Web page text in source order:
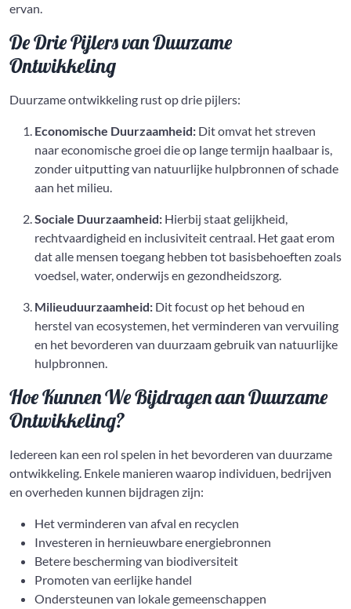
ervan.
De Drie Pijlers van Duurzame
Ontwikkeling
Duurzame ontwikkeling rust op drie pijlers:
Economische Duurzaamheid: Dit omvat het streven
naar economische groei die op lange termijn haalbaar is,
zonder uitputting van natuurlijke hulpbronnen of schade
aan het milieu.
Sociale Duurzaamheid: Hierbij staat gelijkheid,
rechtvaardigheid en inclusiviteit centraal. Het gaat erom
dat alle mensen toegang hebben tot basisbehoeften zoals
voedsel, water, onderwijs en gezondheidszorg.
Milieuduurzaamheid: Dit focust op het behoud en
herstel van ecosystemen, het verminderen van vervuiling
en het bevorderen van duurzaam gebruik van natuurlijke
hulpbronnen.
Hoe Kunnen We Bijdragen aan Duurzame
Ontwikkeling?
Iedereen kan een rol spelen in het bevorderen van duurzame
ontwikkeling. Enkele manieren waarop individuen, bedrijven
en overheden kunnen bijdragen zijn:
Het verminderen van afval en recyclen
Investeren in hernieuwbare energiebronnen
Betere bescherming van biodiversiteit
Promoten van eerlijke handel
Ondersteunen van lokale gemeenschappen